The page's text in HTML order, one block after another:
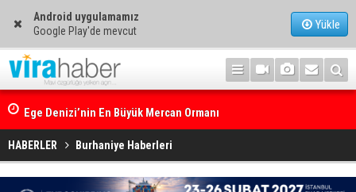
Android uygulamamız
Google Play'de mevcut
Yükle
Ege Denizi’nin En Büyük Mercan Ormanı
HABERLER Burhaniye Haberleri